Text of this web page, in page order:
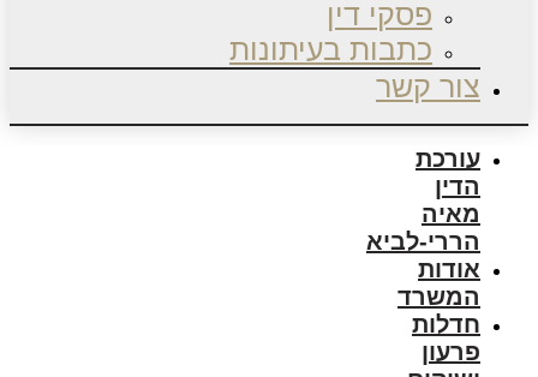
פסקי דין
כתבות בעיתונות
צור קשר
עורכת
הדין
מאיה
הררי-לביא
אודות
המשרד
חדלות
פרעון